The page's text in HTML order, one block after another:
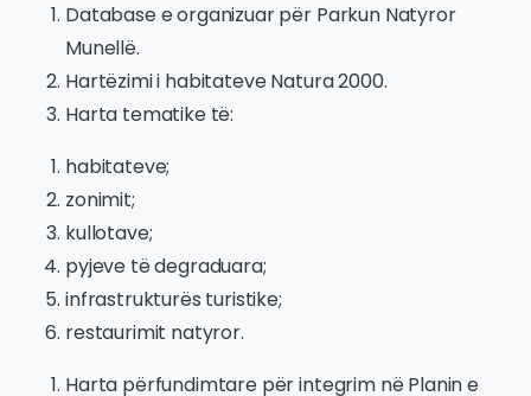
Database e organizuar për Parkun Natyror
Munellë.
Hartëzimi i habitateve Natura 2000.
Harta tematike të:
habitateve;
zonimit;
kullotave;
pyjeve të degraduara;
infrastrukturës turistike;
restaurimit natyror.
Harta përfundimtare për integrim në Planin e